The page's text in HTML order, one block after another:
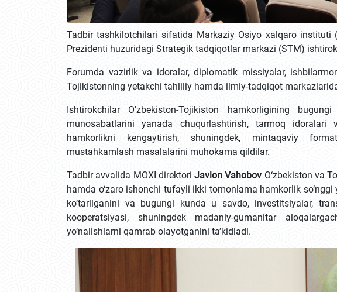
Tadbir tashkilotchilari sifatida Markaziy Osiyo xalqaro instituti
Prezidenti huzuridagi Strategik tadqiqotlar markazi (STM)
Forumda vazirlik va idoralar, diplomatik missiyalar,
Tojikistonning yetakchi tahliliy hamda ilmiy-tadqiqot
Ishtirokchilar O'zbekiston-Tojikiston hamkorligining
munosabatlarini yanada chuqurlashtirish, tarmoq idoralari
hamkorlikni kengaytirish, shuningdek, mintaqaviy
mustahkamlash masalalarini muhokama qildilar.
Tadbir avvalida MOXI direktoriJavlon Vahobov O‘zbekiston va
hamda o‘zaro ishonchi tufayli ikki tomonlama hamkorlik
ko‘tarilganini va bugungi kunda u savdo, investitsiyalar,
kooperatsiyasi, shuningdek madaniy-gumanitar
yo‘nalishlarni qamrab olayotganini ta’kidladi.